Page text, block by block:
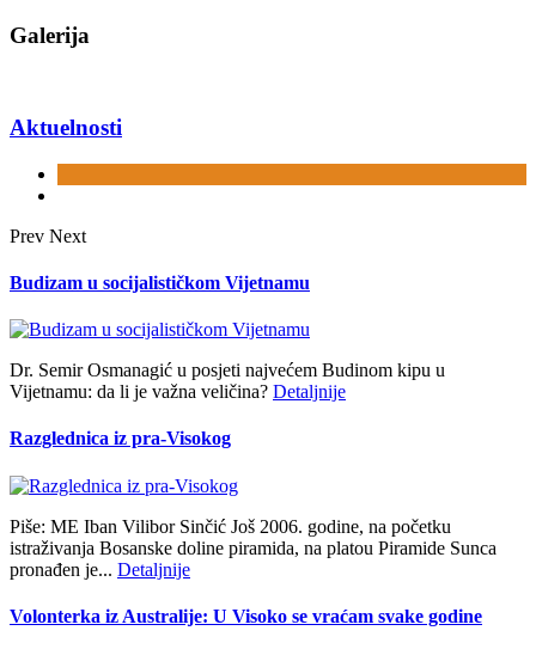
Galerija
Aktuelnosti
Prev Next
Budizam u socijalističkom Vijetnamu
Dr. Semir Osmanagić u posjeti najvećem Budinom kipu u
Vijetnamu: da li je važna veličina? Detaljnije
Razglednica iz pra-Visokog
Piše: ME Iban Vilibor Sinčić Još 2006. godine, na početku
istraživanja Bosanske doline piramida, na platou Piramide Sunca
pronađen je... Detaljnije
Volonterka iz Australije: U Visoko se vraćam svake godine